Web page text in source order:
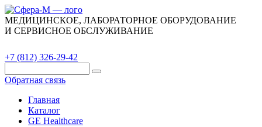
МЕДИЦИНСКОЕ, ЛАБОРАТОРНОЕ ОБОРУДОВАНИЕ
И СЕРВИСНОЕ ОБСЛУЖИВАНИЕ
+7 (812) 326-29-42
Обратная связь
Главная
Каталог
GE Healthcare